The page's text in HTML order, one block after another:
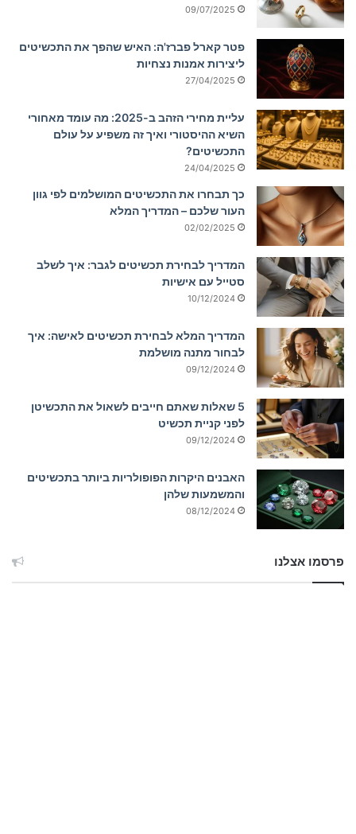
09/07/2025
פטר קארל פברז'ה: האיש שהפך את התכשיטים
ליצירות אמנות נצחיות
27/04/2025
עליית מחירי הזהב ב-2025: מה עומד מאחורי
השיא ההיסטורי ואיך זה משפיע על עולם
התכשיטים?
24/04/2025
כך תבחרו את התכשיטים המושלמים לפי גוון
העור שלכם – המדריך המלא
02/02/2025
המדריך לבחירת תכשיטים לגבר: איך לשלב
סטייל עם אישיות
10/12/2024
המדריך המלא לבחירת תכשיטים לאישה: איך
לבחור מתנה מושלמת
09/12/2024
5 שאלות שאתם חייבים לשאול את התכשיטן
לפני קניית תכשיט
09/12/2024
האבנים היקרות הפופולריות ביותר בתכשיטים
והמשמעות שלהן
08/12/2024
פרסמו אצלנו